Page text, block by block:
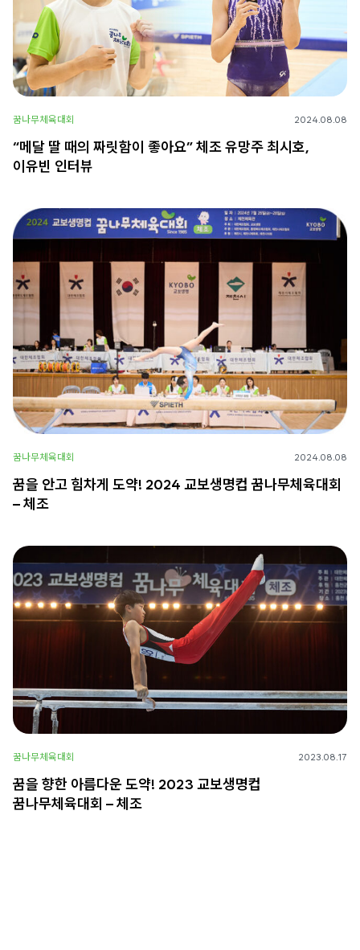
꿈나무체육대회 2024.08.08
“메달 딸 때의 짜릿함이 좋아요” 체조 유망주 최시호,
이유빈 인터뷰
꿈나무체육대회 2024.08.08
꿈을 안고 힘차게 도약! 2024 교보생명컵 꿈나무체육대회
– 체조
꿈나무체육대회 2023.08.17
꿈을 향한 아름다운 도약! 2023 교보생명컵
꿈나무체육대회 – 체조